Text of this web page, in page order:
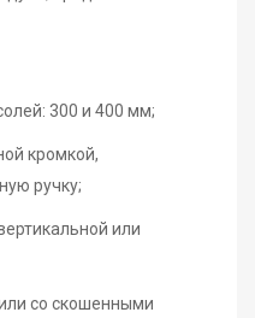
300 и 400 мм;
кромкой,
ручку;
или
со скошенными